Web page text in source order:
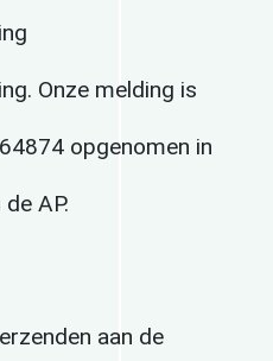
Onze melding is
opgenomen in
AP.
aan de